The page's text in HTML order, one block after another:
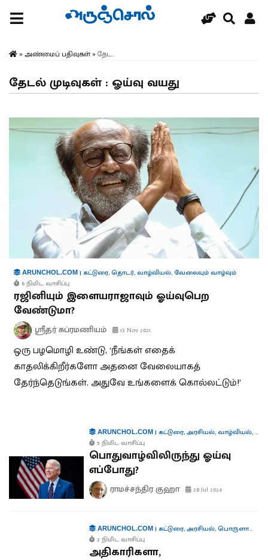
» அண்மைப் பதிவுகள்» தேட...
தேடல் முடிவுகள் : ஓய்வு வயது
ARUNCHOL.COM | கட்டுரை,தொடர், வாழ்வியல், வேலையும் வாழ்வும்
6 நிமிட வாசிப்பு
ரஜினியும் இளையராஜாவும் ஓய்வுபெற
வேண்டுமா?
ஸ்ரீதர் சுப்ரமணியம் 13 Nov 2021
ஒரு பழமொழி உண்டு, ‘நீங்கள் எதைக்
காதலிக்கிறீர்களோ அதனை வேலையாகத்
தேர்ந்தெடுங்கள். அதுவே உங்களைக் கொல்லட்டும்!’
ARUNCHOL.COM| கட்டுரை,அரசியல், வாழ்வியல்,
5 நிமிட வாசிப்பு
பொதுவாழ்விலிருந்து ஓய்வு
எப்போது?
ராமச்சந்திர குஹா 28 Jul 2024
ARUNCHOL.COM| கட்டுரை,அரசியல்,பொருளாதாரம்
2 நிமிட வாசிப்பு
அதிகாரிகளா,